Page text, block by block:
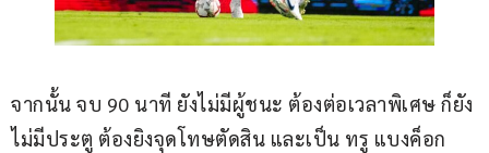
จากนั้น จบ 90 นาที ยังไม่มีผู้ชนะ ต้องต่อเวลาพิเศษ ก็ยัง
ไม่มีประตู ต้องยิงจุดโทษตัดสิน และเป็น ทรู แบงค็อก